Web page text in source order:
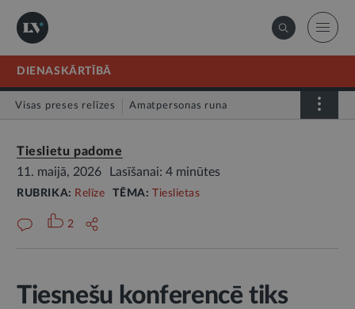
DIENASKĀRTĪBĀ
Visas preses relīzes Amatpersonas runa
Tieslietu padome
11. maijā, 2026
Lasīšanai: 4 minūtes
RUBRIKA: Relīze TĒMA: Tieslietas
2
Tiesnešu konferencē tiks